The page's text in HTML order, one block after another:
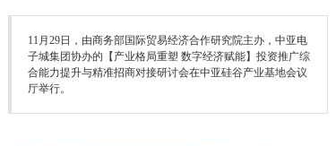
11月29日，由商务部国际贸易经济合作研究院主办，中亚电
子城集团协办的【产业格局重塑 数字经济赋能】投资推广综
合能力提升与精准招商对接研讨会在中亚硅谷产业基地会议
厅举行。